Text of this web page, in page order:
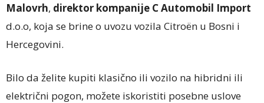
Malovrh, direktor kompanije C Automobil Import
d.o.o, koja se brine o uvozu vozila Citroën u Bosni i
Hercegovini.
Bilo da želite kupiti klasično ili vozilo na hibridni ili
električni pogon, možete iskoristiti posebne uslove